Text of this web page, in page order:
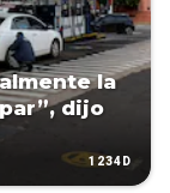
la
dijo
1234D